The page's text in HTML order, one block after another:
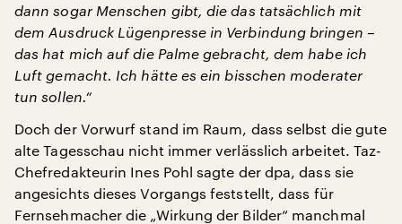
dann sogar Menschen gibt, die das tatsächlich mit
dem Ausdruck Lügenpresse in Verbindung bringen –
das hat mich auf die Palme gebracht, dem habe ich
Luft gemacht. Ich hätte es ein bisschen moderater
tun sollen.“
Doch der Vorwurf stand im Raum, dass selbst die gute
alte Tagesschau nicht immer verlässlich arbeitet. Taz-
Chefredakteurin Ines Pohl sagte der dpa, dass sie
angesichts dieses Vorgangs feststellt, dass für
Fernsehmacher die „Wirkung der Bilder“ manchmal